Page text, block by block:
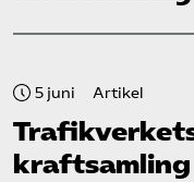
5 juni Artikel
kraftsamling